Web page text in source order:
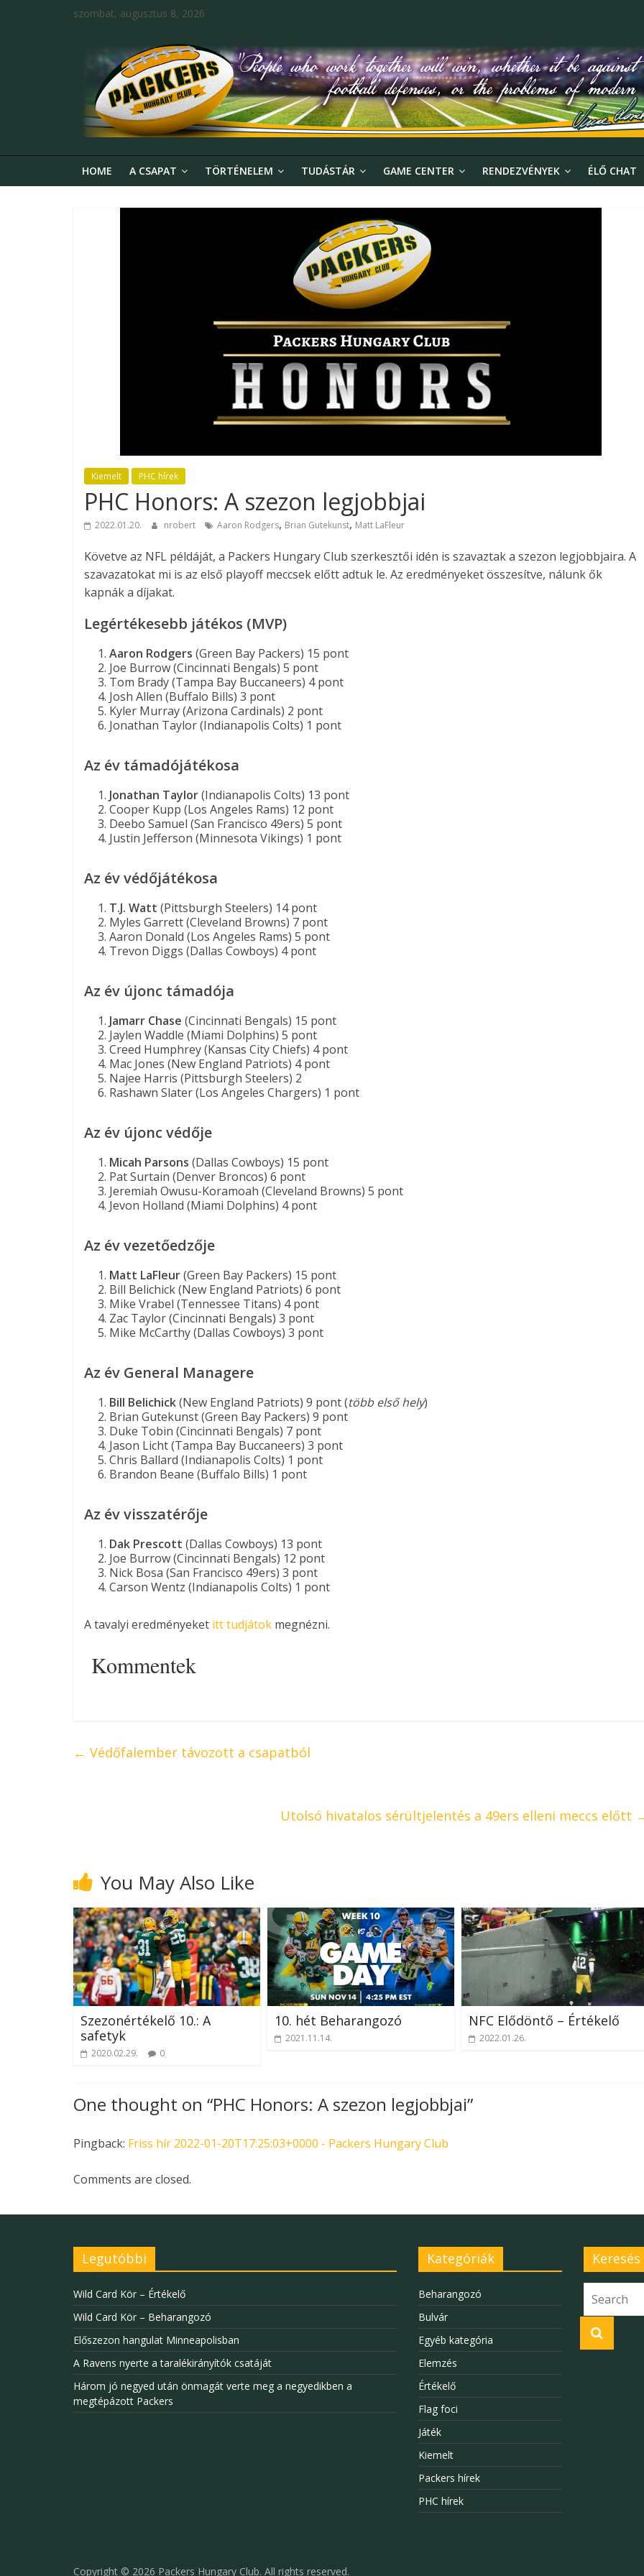
szombat, augusztus 8, 2026
HOME A CSAPAT TÖRTÉNELEM TUDÁSTÁR GAME CENTER RENDEZVÉNYEK ÉLŐ CHAT
Kiemelt PHC hírek
PHC Honors: A szezon legjobbjai
2022.01.20. nrobert Aaron Rodgers, Brian Gutekunst, Matt LaFleur
Követve az NFL példáját, a Packers Hungary Club szerkesztői idén is szavaztak a szezon legjobbjaira. A
szavazatokat mi is az első playoff meccsek előtt adtuk le. Az eredményeket összesítve, nálunk ők
kapnák a díjakat.
Legértékesebb játékos (MVP)
Aaron Rodgers (Green Bay Packers) 15 pont
Joe Burrow (Cincinnati Bengals) 5 pont
Tom Brady (Tampa Bay Buccaneers) 4 pont
Josh Allen (Buffalo Bills) 3 pont
Kyler Murray (Arizona Cardinals) 2 pont
Jonathan Taylor (Indianapolis Colts) 1 pont
Az év támadójátékosa
Jonathan Taylor(Indianapolis Colts) 13 pont
Cooper Kupp (Los Angeles Rams) 12 pont
Deebo Samuel (San Francisco 49ers) 5 pont
Justin Jefferson (Minnesota Vikings) 1 pont
Az év védőjátékosa
T.J. Watt (Pittsburgh Steelers) 14 pont
Myles Garrett (Cleveland Browns) 7 pont
Aaron Donald (Los Angeles Rams) 5 pont
Trevon Diggs (Dallas Cowboys) 4 pont
Az év újonc támadója
Jamarr Chase (Cincinnati Bengals) 15 pont
Jaylen Waddle (Miami Dolphins) 5 pont
Creed Humphrey (Kansas City Chiefs) 4 pont
Mac Jones (New England Patriots) 4 pont
Najee Harris (Pittsburgh Steelers) 2
Rashawn Slater (Los Angeles Chargers) 1 pont
Az év újonc védője
Micah Parsons (Dallas Cowboys) 15 pont
Pat Surtain (Denver Broncos) 6 pont
Jeremiah Owusu-Koramoah (Cleveland Browns) 5 pont
Jevon Holland (Miami Dolphins) 4 pont
Az év vezetőedzője
Matt LaFleur(Green Bay Packers) 15 pont
Bill Belichick (New England Patriots) 6 pont
Mike Vrabel (Tennessee Titans) 4 pont
Zac Taylor (Cincinnati Bengals) 3 pont
Mike McCarthy (Dallas Cowboys) 3 pont
Az év General Managere
Bill Belichick(New England Patriots) 9 pont (több első hely)
Brian Gutekunst (Green Bay Packers) 9 pont
Duke Tobin (Cincinnati Bengals) 7 pont
Jason Licht (Tampa Bay Buccaneers) 3 pont
Chris Ballard (Indianapolis Colts) 1 pont
Brandon Beane (Buffalo Bills) 1 pont
Az év visszatérője
Dak Prescott (Dallas Cowboys) 13 pont
Joe Burrow (Cincinnati Bengals) 12 pont
Nick Bosa (San Francisco 49ers) 3 pont
Carson Wentz (Indianapolis Colts) 1 pont
A tavalyi eredményeket itt tudjátok megnézni.
Kommentek
← Védőfalember távozott a csapatból
Utolsó hivatalos sérültjelentés a 49ers elleni meccs előtt
You May Also Like
Szezonértékelő 10.: A
safetyk
2020.02.29. 0
10. hét Beharangozó
2021.11.14.
NFC Elődöntő – Értékelő
2022.01.26.
One thought on “PHC Honors: A szezon legjobbjai”
Pingback: Friss hír 2022-01-20T17:25:03+0000 - Packers Hungary Club
Comments are closed.
Legutóbbi
Wild Card Kör – Értékelő
Wild Card Kör – Beharangozó
Előszezon hangulat Minneapolisban
A Ravens nyerte a taralékirányítók csatáját
Három jó negyed után önmagát verte meg a negyedikben a
megtépázott Packers
Kategóriák
Beharangozó
Bulvár
Egyéb kategória
Elemzés
Értékelő
Flag foci
Játék
Kiemelt
Packers hírek
PHC hírek
Keresés
Copyright © 2026 Packers Hungary Club. All rights reserved.